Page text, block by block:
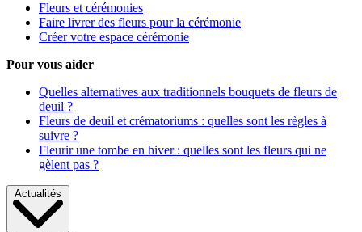
Fleurs et cérémonies
Faire livrer des fleurs pour la cérémonie
Créer votre espace cérémonie
Pour vous aider
Quelles alternatives aux traditionnels bouquets de fleurs de
deuil ?
Fleurs de deuil et crématoriums : quelles sont les règles à
suivre ?
Fleurir une tombe en hiver : quelles sont les fleurs qui ne
gèlent pas ?
Actualités